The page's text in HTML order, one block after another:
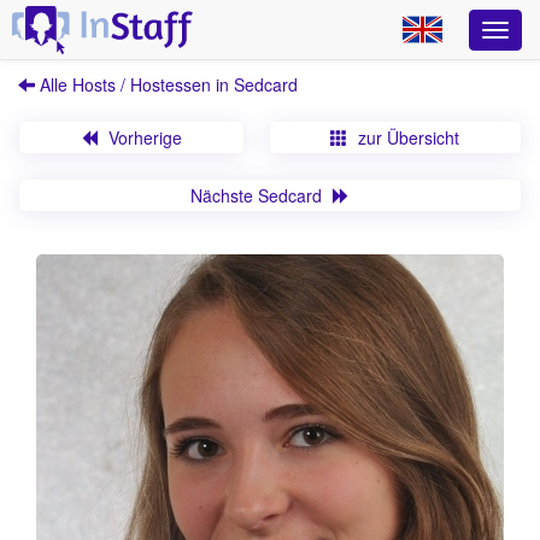
Alle Hosts / Hostessen in Sedcard
Vorherige zur Übersicht
Nächste Sedcard